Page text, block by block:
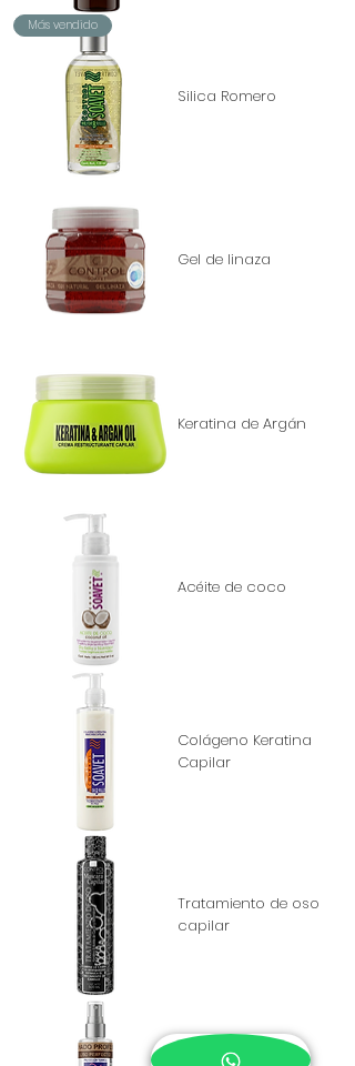
Más vendido
Silica Romero
Gel de linaza
Keratina de Argán
Acéite de coco
Colágeno Keratina
Capilar
Tratamiento de oso
capilar